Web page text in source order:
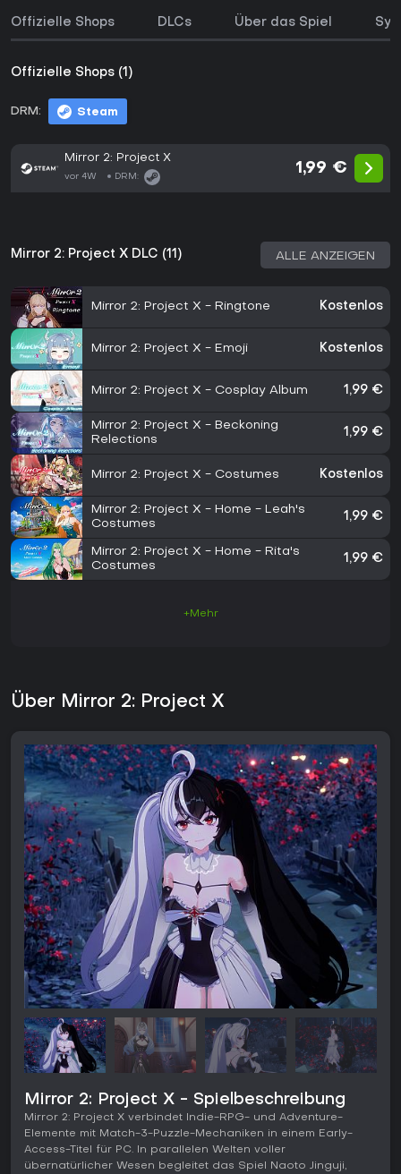
Offizielle Shops DLCs Über das Spiel
Offizielle Shops (1)
DRM: Steam
Mirror 2: Project X
vor 4W DRM:
1,99 €
Mirror 2: Project X DLC (11) ALLE ANZEIGEN
Mirror 2: Project X - Ringtone Kostenlos
Mirror 2: Project X - Emoji Kostenlos
Mirror 2: Project X - Cosplay Album 1,99 €
Mirror 2: Project X - Beckoning
Relections
1,99 €
Mirror 2: Project X - Costumes Kostenlos
Mirror 2: Project X - Home - Leah's
Costumes
1,99 €
Mirror 2: Project X - Home - Rita's
Costumes
1,99 €
+Mehr
Über Mirror 2: Project X
Mirror 2: Project X - Spielbeschreibung
Mirror 2: Project X verbindet Indie-RPG- und Adventure-
Elemente mit Match-3-Puzzle-Mechaniken in einem Early-
Access-Titel für PC. In parallelen Welten voller
übernatürlicher Wesen begleitet das Spiel Naoto Jinguji,